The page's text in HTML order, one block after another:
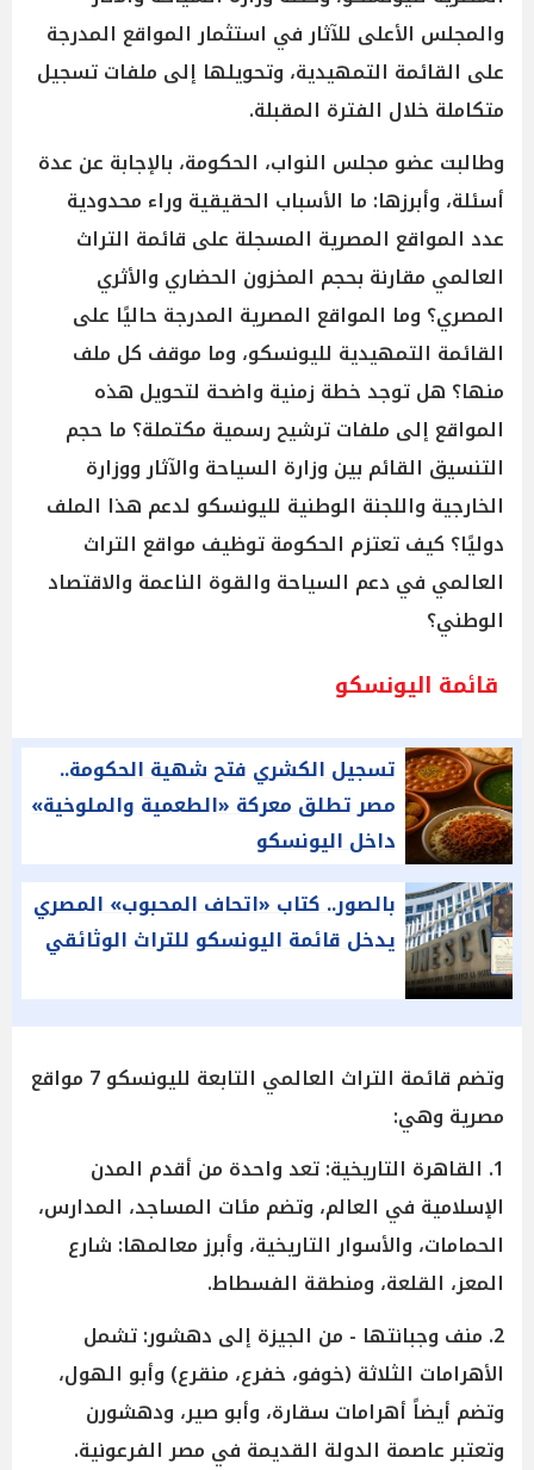
والمجلس الأعلى للآثار في استثمار المواقع المدرجة
على القائمة التمهيدية، وتحويلها إلى ملفات تسجيل
متكاملة خلال الفترة المقبلة.
وطالبت عضو مجلس النواب، الحكومة، بالإجابة عن عدة
أسئلة، وأبرزها: ما الأسباب الحقيقية وراء محدودية
عدد المواقع المصرية المسجلة على قائمة التراث
العالمي مقارنة بحجم المخزون الحضاري والأثري
المصري؟ وما المواقع المصرية المدرجة حاليًا على
القائمة التمهيدية لليونسكو، وما موقف كل ملف
منها؟ هل توجد خطة زمنية واضحة لتحويل هذه
المواقع إلى ملفات ترشيح رسمية مكتملة؟ ما حجم
التنسيق القائم بين وزارة السياحة والآثار ووزارة
الخارجية واللجنة الوطنية لليونسكو لدعم هذا الملف
دوليًا؟ كيف تعتزم الحكومة توظيف مواقع التراث
العالمي في دعم السياحة والقوة الناعمة والاقتصاد
الوطني؟
قائمة اليونسكو
تسجيل الكشري فتح شهية الحكومة..
مصر تطلق معركة «الطعمية والملوخية»
داخل اليونسكو
بالصور.. كتاب «اتحاف المحبوب» المصري
يدخل قائمة اليونسكو للتراث الوثائقي
وتضم قائمة التراث العالمي التابعة لليونسكو 7 مواقع
مصرية وهي:
1. القاهرة التاريخية: تعد واحدة من أقدم المدن
الإسلامية في العالم، وتضم مئات المساجد، المدارس،
الحمامات، والأسوار التاريخية، وأبرز معالمها: شارع
المعز، القلعة، ومنطقة الفسطاط.
2. منف وجبانتها - من الجيزة إلى دهشور: تشمل
الأهرامات الثلاثة (خوفو، خفرع، منقرع) وأبو الهول،
وتضم أيضاً أهرامات سقارة، وأبو صير، ودهشورن
وتعتبر عاصمة الدولة القديمة في مصر الفرعونية.